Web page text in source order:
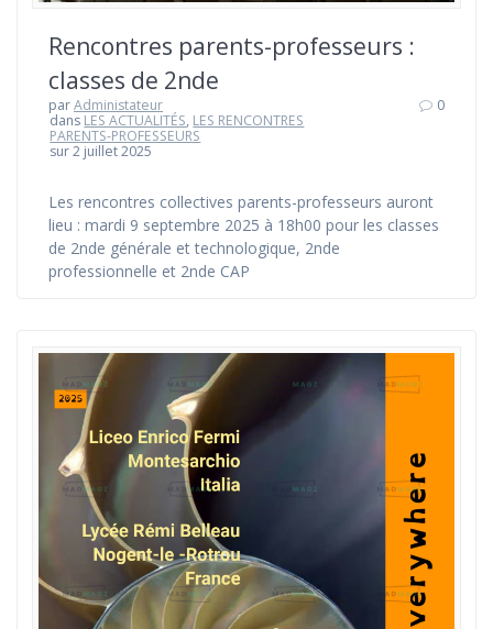
Rencontres parents-professeurs :
classes de 2nde
parAdministateur
dans LES ACTUALITÉS, LES RENCONTRES
PARENTS-PROFESSEURS
sur 2 juillet 2025
0
Les rencontres collectives parents-professeurs auront
lieu : mardi 9 septembre 2025 à 18h00 pour les classes
de 2nde générale et technologique, 2nde
professionnelle et 2nde CAP